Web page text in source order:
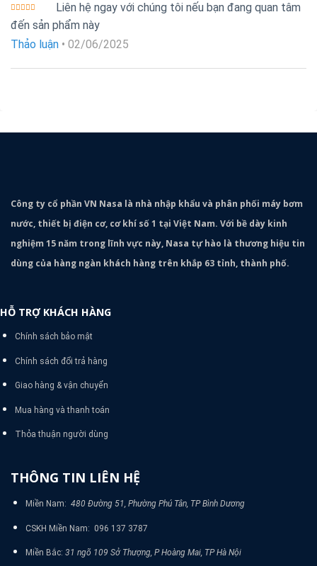
Được xếp
hạng 55
Liên hệ ngay với chúng tôi nếu bạn đang quan tâm
đến sản phẩm này
Thảo luận • 02/06/2025
Công ty cổ phần VN Nasa là nhà nhập khẩu và phân phối máy bơm
nước, thiết bị điện cơ, cơ khí số 1 tại Việt Nam. Với bề dày kinh
nghiệm 15 năm trong lĩnh vực này, Nasa tự hào là thương hiệu tin
dùng của hàng ngàn khách hàng trên khắp 63 tỉnh, thành phố.
HỖ TRỢ KHÁCH HÀNG
Chính sách bảo mật
Chính sách đổi trả hàng
Giao hàng & vận chuyển
Mua hàng và thanh toán
Thỏa thuận người dùng
THÔNG TIN LIÊN HỆ
Miền Nam: 480 Đường 51, Phường Phú Tân, TP Bình Dương
CSKH Miền Nam: 096 137 3787
Miền Bắc: 31 ngõ 109 Sở Thượng, P Hoàng Mai, TP Hà Nội